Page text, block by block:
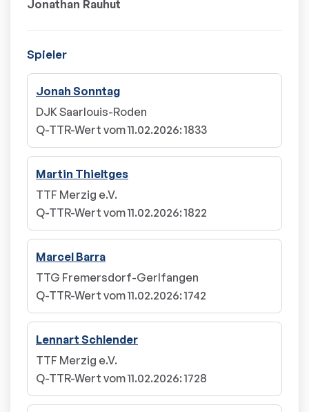
Jonathan Rauhut
Spieler
Jonah Sonntag
DJK Saarlouis-Roden
Q-TTR-Wert vom 11.02.2026: 1833
Martin Thieltges
TTF Merzig e.V.
Q-TTR-Wert vom 11.02.2026: 1822
Marcel Barra
TTG Fremersdorf-Gerlfangen
Q-TTR-Wert vom 11.02.2026: 1742
Lennart Schlender
TTF Merzig e.V.
Q-TTR-Wert vom 11.02.2026: 1728